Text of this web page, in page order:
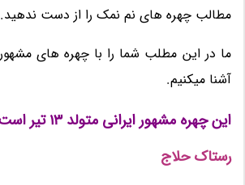
مطالب چهره های نم نمک را از دست ندهید.
آشنا میکنیم.
این چهره مشهور ایرانی متولد 13 تیر است
رستاک حلاج